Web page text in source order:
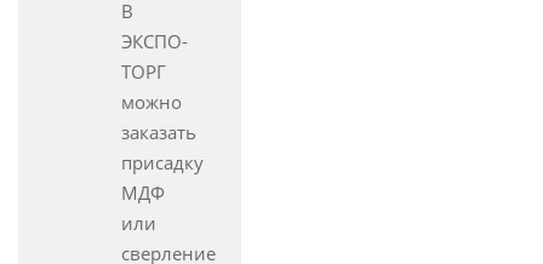
В
ЭКСПО-
ТОРГ
можно
заказать
присадку
МДФ
или
сверление